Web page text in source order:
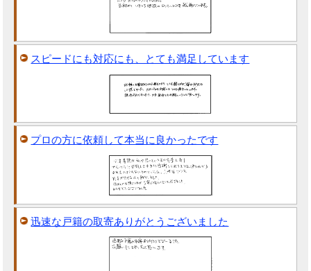
スピードにも対応にも、とても満足しています
プロの方に依頼して本当に良かったです
迅速な戸籍の取寄ありがとうございました